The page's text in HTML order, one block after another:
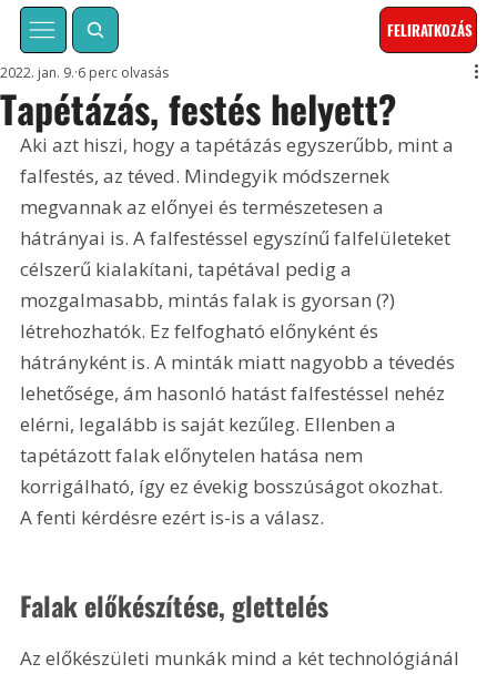
FELIRATKOZÁS
Tapétázás, festés helyett?
2022. jan. 9. 6 perc olvasás
Aki azt hiszi, hogy a tapétázás egyszerűbb, mint a
falfestés, az téved. Mindegyik módszernek
megvannak az előnyei és természetesen a
hátrányai is. A falfestéssel egyszínű falfelületeket
célszerű kialakítani, tapétával pedig a
mozgalmasabb, mintás falak is gyorsan (?)
létrehozhatók. Ez felfogható előnyként és
hátrányként is. A minták miatt nagyobb a tévedés
lehetősége, ám hasonló hatást falfestéssel nehéz
elérni, legalább is saját kezűleg. Ellenben a
tapétázott falak előnytelen hatása nem
korrigálható, így ez évekig bosszúságot okozhat.
A fenti kérdésre ezért is-is a válasz.
Falak előkészítése, glettelés
Az előkészületi munkák mind a két technológiánál